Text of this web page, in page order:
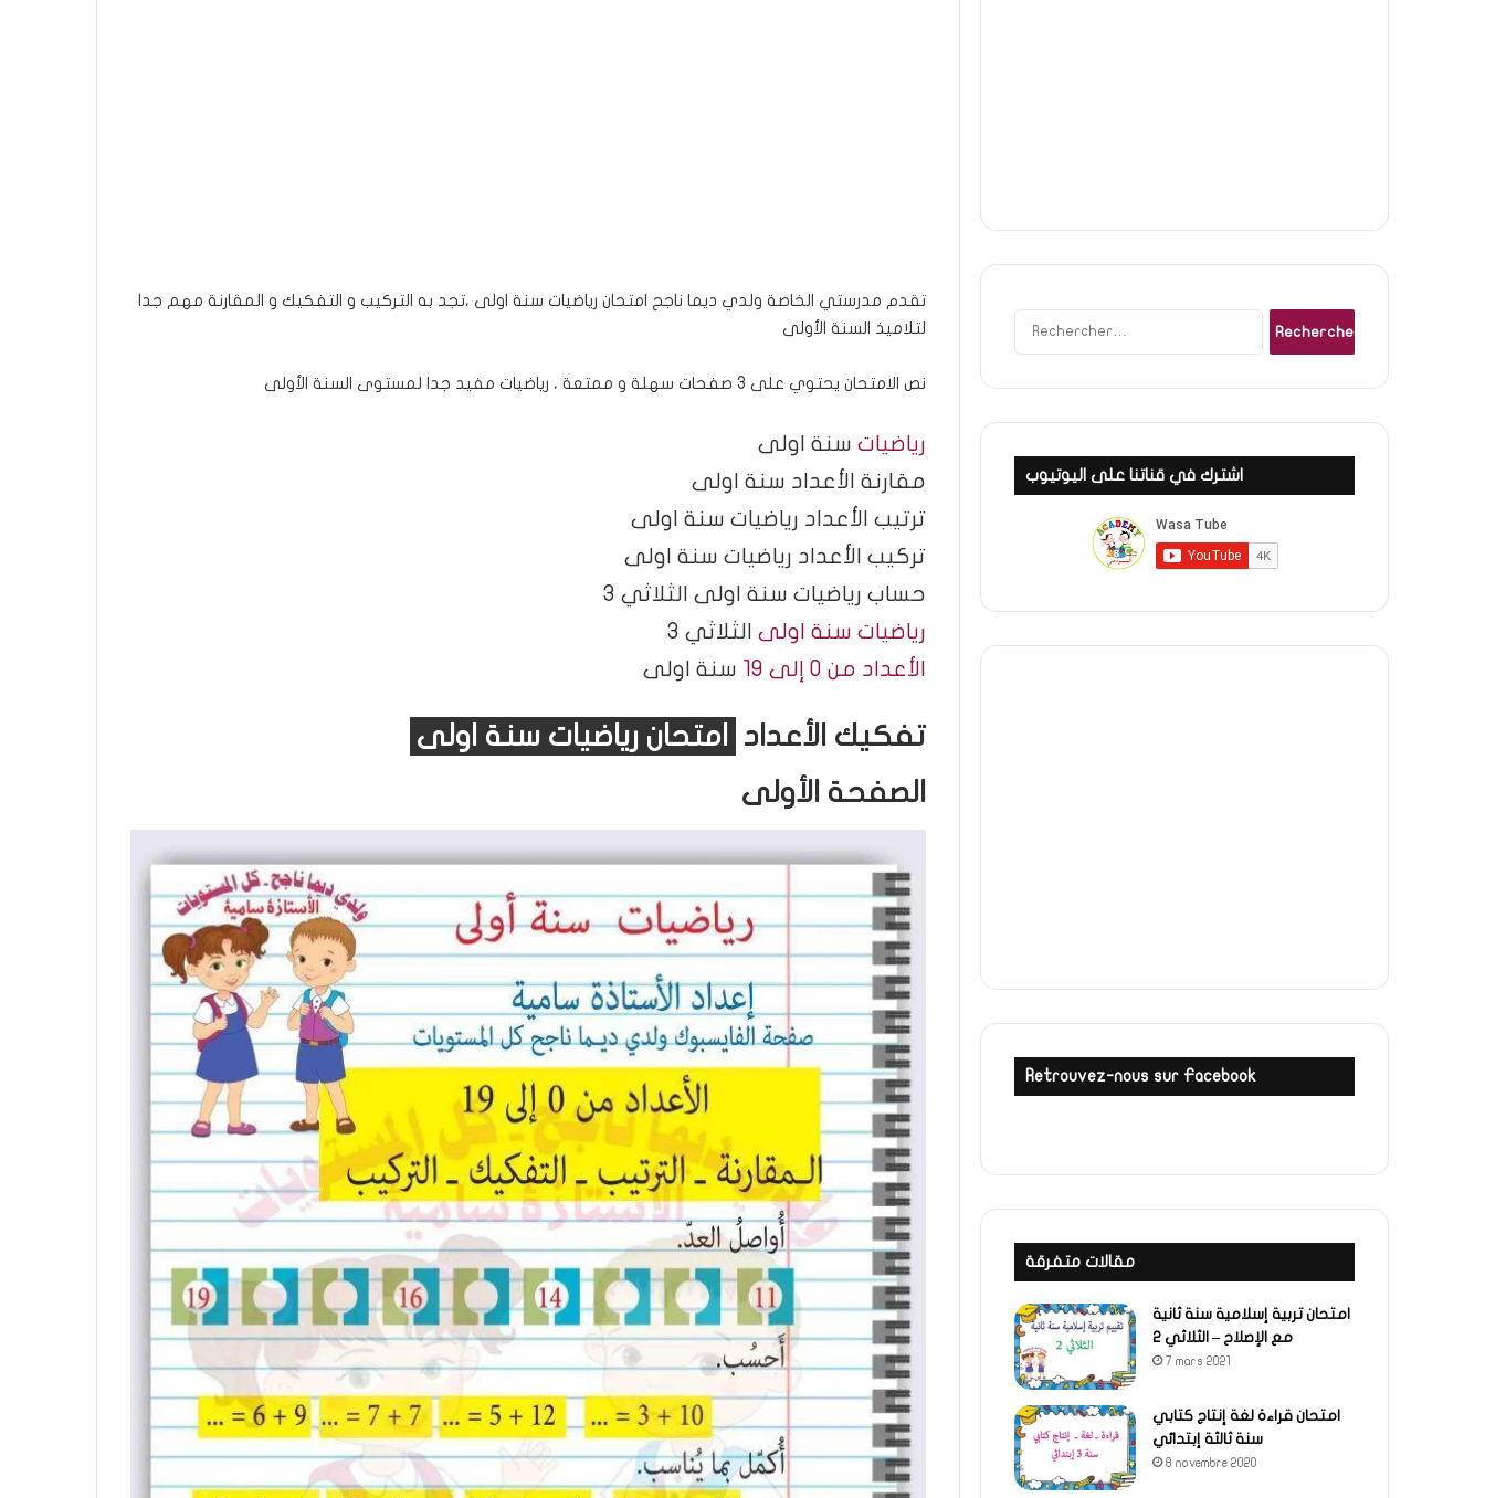
تقدم مدرستي الخاصة ولدي ديما ناجح امتحان رياضيات سنة اولى ،تجد به التركيب و التفكيك و المقارنة مهم جدا
لتلاميذ السنة الأولى
نص الامتحان يحتوي على 3 صفحات سهلة و ممتعة ، رياضيات مفيد جدا لمستوى السنة الأولى
رياضيات سنة اولى
مقارنة الأعداد سنة اولى
ترتيب الأعداد رياضيات سنة اولى
تركيب الأعداد رياضيات سنة اولى
حساب رياضيات سنة اولى الثلاثي 3
رياضيات سنة اولى الثلاثي 3
الأعداد من 0 إلى 19
سنة اولى
تفكيك الأعداد امتحان رياضيات سنة اولى
الصفحة الأولى
اشترك في قناتنا على اليوتيوب
Retrouvez-nous sur Facebook
مقالات متفرقة
امتحان تربية إسلامية سنة ثانية
مع الإصلاح – الثلاثي 2
7 mars 2021
امتحان قراءة لغة إنتاج كتابي
سنة ثالثة إبتدائي
8 novembre 2020